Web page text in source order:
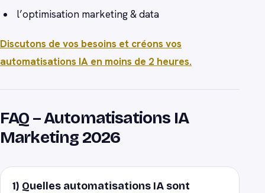
l’optimisation marketing & data
Discutons de vos besoins et créons vos
automatisations IA en moins de 2 heures.
FAQ – Automatisations IA
Marketing 2026
1) Quelles automatisations IA sont